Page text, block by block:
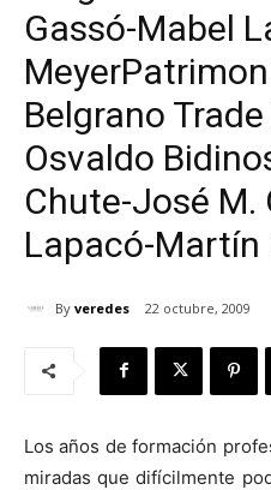
Gassó-Mabel
Meyer
Belgrano
Osvaldo
Chute-José M.
Lapacó-Martín
By veredes 22 octubre, 2009
Los años de formación
miradas que difícilmente